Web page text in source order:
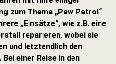
zum Thema „Paw Patrol“
„Einsätze“, wie z.B. eine
reparieren, wobei sie
und letztendlich den
einer Reise in den